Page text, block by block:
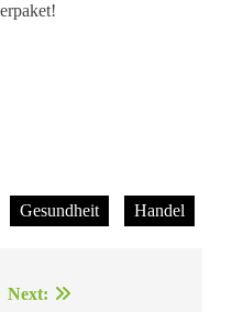
Gesundheit Handel
Next: